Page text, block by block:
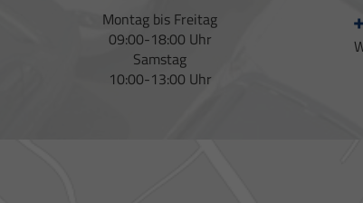
Montag bis Freitag
09:00-18:00 Uhr
Samstag
10:00-13:00 Uhr